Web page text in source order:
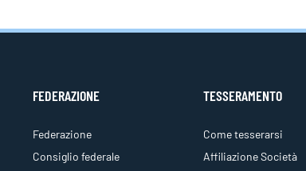
FEDERAZIONE
Federazione
Consiglio federale
TESSERAMENTO
Come tesserarsi
Affiliazione Società